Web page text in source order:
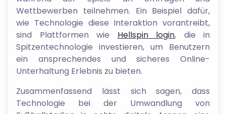
Wettbewerben teilnehmen. Ein Beispiel dafür,
wie Technologie diese Interaktion vorantreibt,
sind Plattformen wie Hellspin login, die in
Spitzentechnologie investieren, um Benutzern
ein ansprechendes und sicheres Online-
Unterhaltung Erlebnis zu bieten.
Zusammenfassend lässt sich sagen, dass
Technologie bei der Umwandlung von